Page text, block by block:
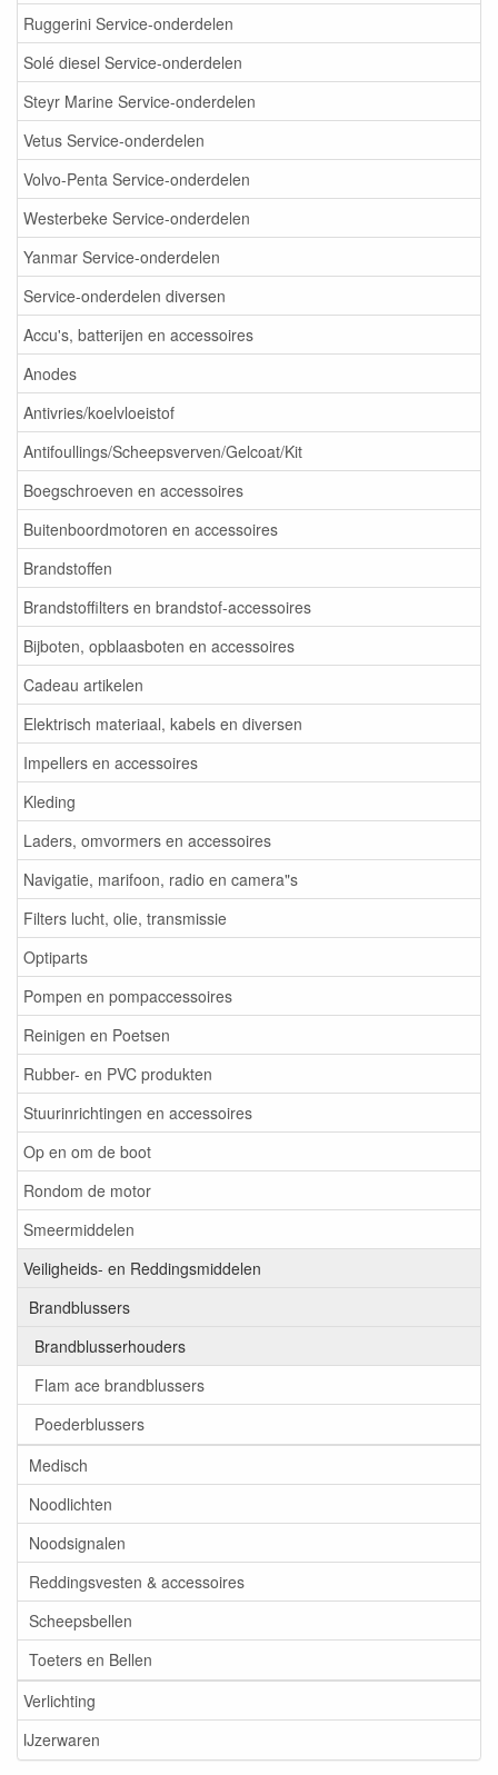
Ruggerini Service-onderdelen
Solé diesel Service-onderdelen
Steyr Marine Service-onderdelen
Vetus Service-onderdelen
Volvo-Penta Service-onderdelen
Westerbeke Service-onderdelen
Yanmar Service-onderdelen
Service-onderdelen diversen
Accu's, batterijen en accessoires
Anodes
Antivries/koelvloeistof
Antifoullings/Scheepsverven/Gelcoat/Kit
Boegschroeven en accessoires
Buitenboordmotoren en accessoires
Brandstoffen
Brandstoffilters en brandstof-accessoires
Bijboten, opblaasboten en accessoires
Cadeau artikelen
Elektrisch materiaal, kabels en diversen
Impellers en accessoires
Kleding
Laders, omvormers en accessoires
Navigatie, marifoon, radio en camera"s
Filters lucht, olie, transmissie
Optiparts
Pompen en pompaccessoires
Reinigen en Poetsen
Rubber- en PVC produkten
Stuurinrichtingen en accessoires
Op en om de boot
Rondom de motor
Smeermiddelen
Veiligheids- en Reddingsmiddelen
Brandblussers
Brandblusserhouders
Flam ace brandblussers
Poederblussers
Medisch
Noodlichten
Noodsignalen
Reddingsvesten & accessoires
Scheepsbellen
Toeters en Bellen
Verlichting
IJzerwaren